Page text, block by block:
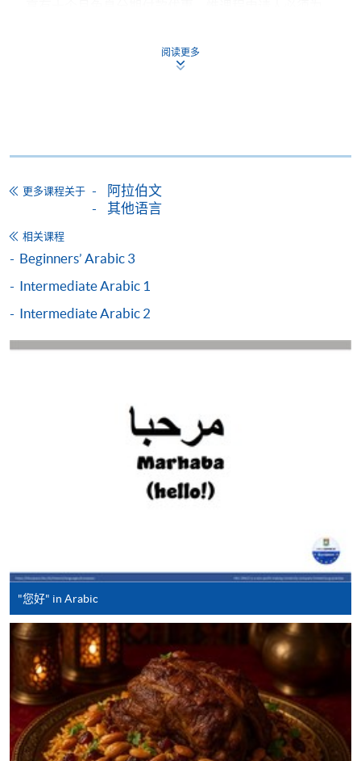
Mastercard缴付有关课程的报名费或学费。除上述支
员亦可以微信支付（Online WeChat Pay）、支付宝
（Online Alipay）或转数快（FPS）缴付学费，详情请
参阅报名办法 -
名程序，建议申请人亲身到学院报名中心报名，并避
除由学院裁定的特殊情况（例如课程因报名人数不足
而取消）之外，一切已缴费用概不退还。如获学院批
准退还款项，以现金、易办事、微信支付、支付宝、
支票或缴费灵（只限网上付款）方式缴交之款项，将
以支票退款；以信用卡缴交之款项，退款将直接退还
除本学院网页所列明的学费外，个别课程或有其他额
学费及学额不得转让他人。一经取录，学员不得转读
其他课程，惟学院对特殊情况，可酌情处理。转读申
请一经批准，学员须缴付港币120元手续费。
学院对邮递失误而遗失的支票或本票、付款收据或个
人资料，概不负责。
若学员有意申请付款证明书，请把填妥之申请表、贴
上足够邮资的回邮信封、连同划线支票交回本学院。
每张收据申请费用为港币30 元。支票抬头注明「香
港大学专业进修学院」。
阅读更多
更多课程关于
阿拉伯文
其他语言
相关课程
Beginners’ Arabic 3
Intermediate Arabic 1
Intermediate Arabic 2
"您好" in Arabic